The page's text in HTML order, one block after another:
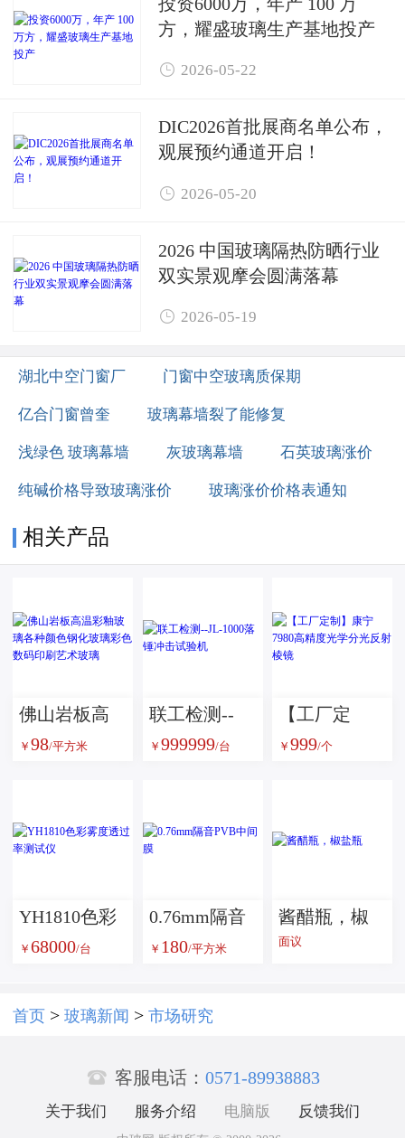
方，耀盛玻璃生产基地投产
 2026-05-22
DIC2026首批展商名单公布，
观展预约通道开启！
 2026-05-20
2026 中国玻璃隔热防晒行业
双实景观摩会圆满落幕
 2026-05-19
湖北中空门窗厂 门窗中空玻璃质保期
亿合门窗曾奎 玻璃幕墙裂了能修复
浅绿色 玻璃幕墙 灰玻璃幕墙 石英玻璃涨价
纯碱价格导致玻璃涨价 玻璃涨价价格表通知
相关产品
佛山岩板高
温彩釉玻璃
数码印刷艺
￥ 98/平方米
联工检测--
JL-1000落锤
￥ 999999/台
【工厂定
制】康宁
射棱镜
￥ 999/个
YH1810色彩
雾度透过率
￥ 68000/台
0.76mm隔音
PVB中间膜
￥ 180/平方米
酱醋瓶，椒
盐瓶
面议
首页 > 玻璃新闻 > 市场研究
 客服电话： 0571-89938883
关于我们 服务介绍 电脑版 反馈我们